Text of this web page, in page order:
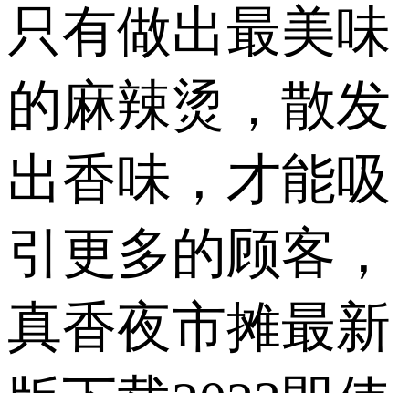
只有做出最美味
的麻辣烫，散发
出香味，才能吸
引更多的顾客，
真香夜市摊最新